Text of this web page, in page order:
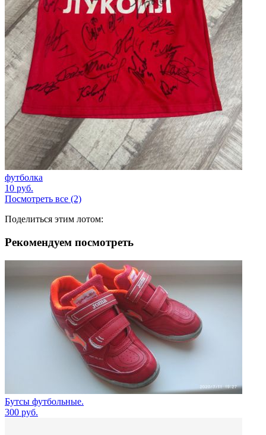
футболка
10 руб.
Посмотреть все (2)
Поделиться этим лотом:
Рекомендуем посмотреть
Бутсы футбольные.
300 руб.